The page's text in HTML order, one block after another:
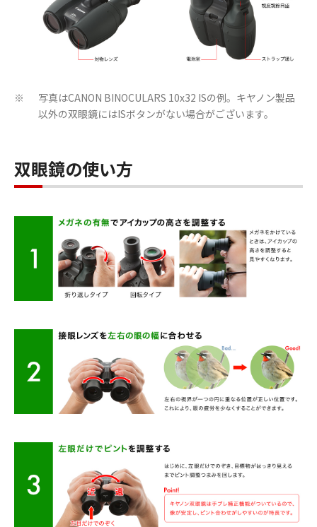
※
写真はCANON BINOCULARS 10x32 ISの例。キヤノン製品
以外の双眼鏡にはISボタンがない場合がございます。
双眼鏡の使い方